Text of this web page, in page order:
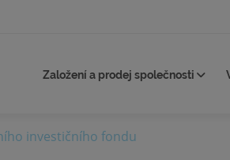
Založení a prodej společnosti
investičního fondu